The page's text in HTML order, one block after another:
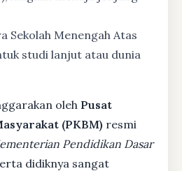
Sekolah Menengah Atas
studi lanjut atau dunia
oleh Pusat
(PKBM) resmi
Pendidikan Dasar
didiknya sangat